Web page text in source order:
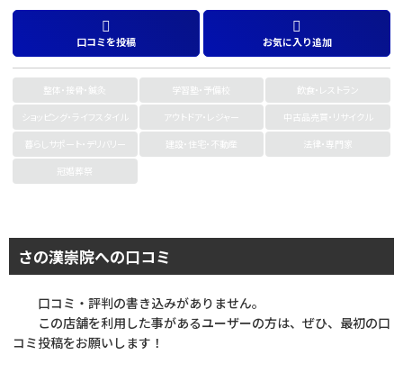
口コミを投稿 お気に入り追加
整体・接骨・鍼灸 学習塾・予備校
飲食・レストラン
ショッピング・ライフスタイル
アウトドア・レジャー
中古品売買・リサイクル
暮らしサポート・デリバリー
建設・住宅・不動産
法律・専門家
冠婚葬祭
さの漢崇院への口コミ
口コミ・評判の書き込みがありません。
この店舗を利用した事があるユーザーの方は、ぜひ、最初の口
コミ投稿をお願いします！